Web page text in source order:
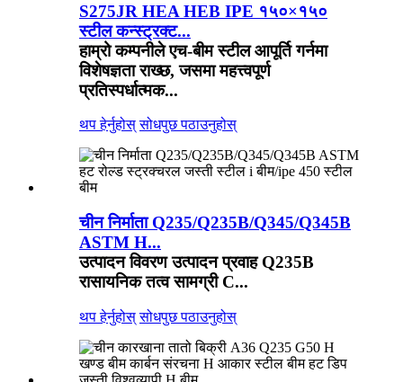
S275JR HEA HEB IPE १५०×१५०
स्टील कन्स्ट्रक्ट...
हाम्रो कम्पनीले एच-बीम स्टील आपूर्ति गर्नमा
विशेषज्ञता राख्छ, जसमा महत्त्वपूर्ण
प्रतिस्पर्धात्मक...
थप हेर्नुहोस् सोधपुछ पठाउनुहोस्
चीन निर्माता Q235/Q235B/Q345/Q345B
ASTM H...
उत्पादन विवरण उत्पादन प्रवाह Q235B
रासायनिक तत्व सामग्री C...
थप हेर्नुहोस् सोधपुछ पठाउनुहोस्